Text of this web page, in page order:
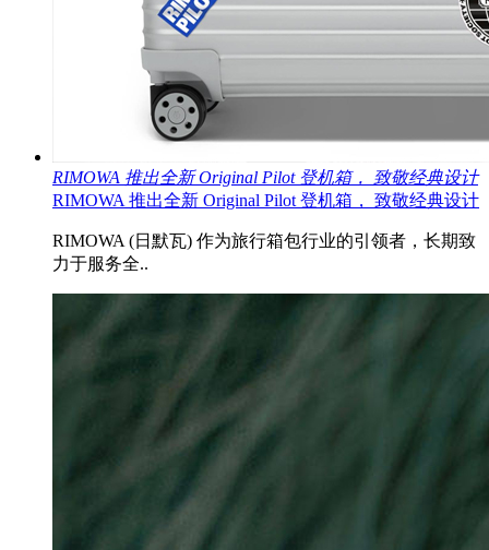
RIMOWA 推出全新 Original Pilot 登机箱， 致敬经典设计
RIMOWA 推出全新 Original Pilot 登机箱， 致敬经典设计
RIMOWA (日默瓦) 作为旅行箱包行业的引领者，长期致
力于服务全..